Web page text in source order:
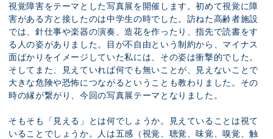
視覚障害をテーマとした写真展を開催します。初めて視覚に障
害がある方と接したのは中学生の時でした。訪ねた高齢者施設
では、針仕事や楽器の演奏、造花を作ったり、指先で読書をす
る人の姿がありました。目が不自由という制約から、マイナス
面ばかりをイメージしていた私には、その姿は衝撃的でした。
そしてまた、見えていれば何でも無いことが、見えないことで
大きな危険や恐怖につながるということも教わりました。その
時の縁が繋がり、今回の写真展テーマとなりました。
そもそも「見える」とは何でしょうか。見えていることは視て
いることでしょうか。人は五感（視覚、聴覚、味覚、嗅覚、触